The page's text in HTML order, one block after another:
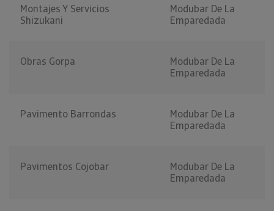
Montajes Y Servicios
Shizukani
Modubar De La
Emparedada
Obras Gorpa
Modubar De La
Emparedada
Pavimento Barrondas
Modubar De La
Emparedada
Pavimentos Cojobar
Modubar De La
Emparedada